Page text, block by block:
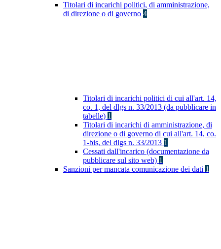
Titolari di incarichi politici, di amministrazione,
di direzione o di governo 4
Titolari di incarichi politici di cui all'art. 14,
co. 1, del dlgs n. 33/2013 (da pubblicare in
tabelle) 1
Titolari di incarichi di amministrazione, di
direzione o di governo di cui all'art. 14, co.
1-bis, del dlgs n. 33/2013 1
Cessati dall'incarico (documentazione da
pubblicare sul sito web) 1
Sanzioni per mancata comunicazione dei dati 1